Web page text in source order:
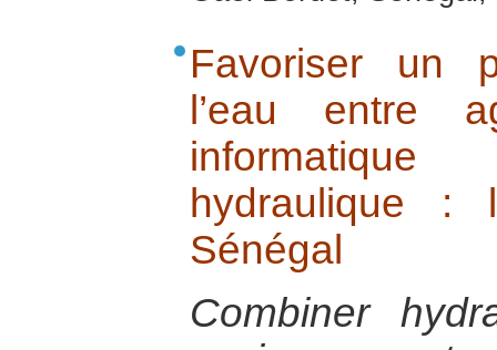
Favoriser un
l’eau entre
hydraulique :
Sénégal
Combiner